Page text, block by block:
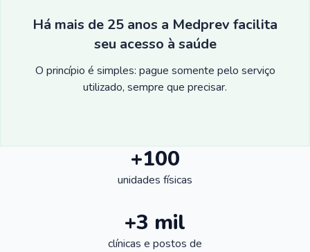
Há mais de 25 anos a Medprev facilita
seu acesso à saúde
O princípio é simples: pague somente pelo serviço
utilizado, sempre que precisar.
+100
unidades físicas
+3 mil
clínicas e postos de